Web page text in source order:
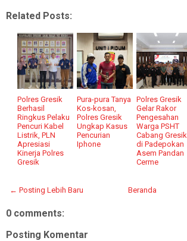
Related Posts:
Polres Gresik
Berhasil
Ringkus Pelaku
Pencuri Kabel
Listrik, PLN
Apresiasi
Kinerja Polres
Gresik
Pura-pura Tanya
Kos-kosan,
Polres Gresik
Ungkap Kasus
Pencurian
Iphone
Polres Gresik
Gelar Rakor
Pengesahan
Warga PSHT
Cabang Gresik
di Padepokan
Asem Pandan
Cerme
← Posting Lebih Baru Beranda
0 comments:
Posting Komentar